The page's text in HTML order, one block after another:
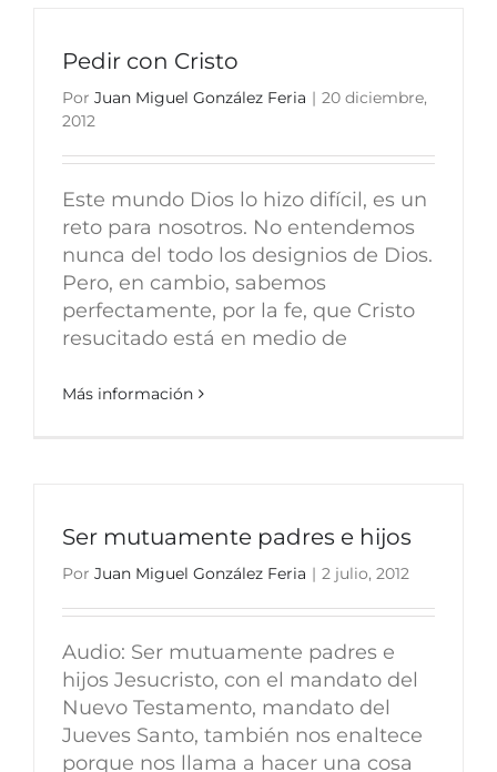
Pedir con Cristo
Por Juan Miguel González Feria | 20 diciembre,
2012
Este mundo Dios lo hizo difícil, es un
reto para nosotros. No entendemos
nunca del todo los designios de Dios.
Pero, en cambio, sabemos
perfectamente, por la fe, que Cristo
resucitado está en medio de
Más información
Ser mutuamente padres e hijos
Por Juan Miguel González Feria | 2 julio, 2012
Audio: Ser mutuamente padres e
hijos Jesucristo, con el mandato del
Nuevo Testamento, mandato del
Jueves Santo, también nos enaltece
porque nos llama a hacer una cosa